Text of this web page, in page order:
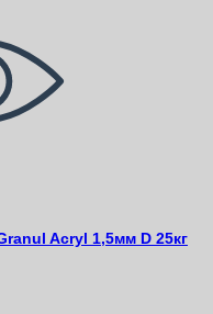
Acryl 1,5мм D 25кг